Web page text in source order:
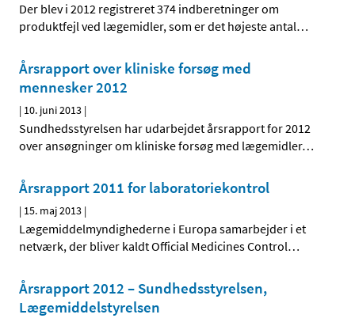
Der blev i 2012 registreret 374 indberetninger om
produktfejl ved lægemidler, som er det højeste antal…
Årsrapport over kliniske forsøg med
mennesker 2012
| 10. juni 2013 |
Sundhedsstyrelsen har udarbejdet årsrapport for 2012
over ansøgninger om kliniske forsøg med lægemidler…
Årsrapport 2011 for laboratoriekontrol
| 15. maj 2013 |
Lægemiddelmyndighederne i Europa samarbejder i et
netværk, der bliver kaldt Official Medicines Control…
Årsrapport 2012 – Sundhedsstyrelsen,
Lægemiddelstyrelsen